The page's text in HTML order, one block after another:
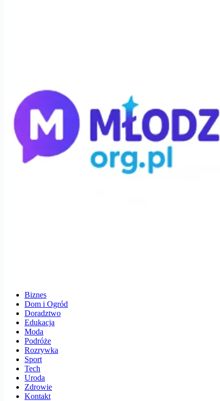
Biznes
Dom i Ogród
Doradztwo
Edukacja
Moda
Podróże
Rozrywka
Sport
Tech
Uroda
Zdrowie
Kontakt